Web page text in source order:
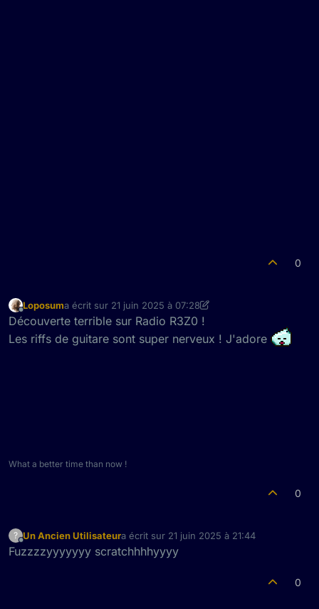
0
Hors-ligne
Loposuma écrit sur 21 juin 2025 à 07:28
dernière édition par Loposum
Découverte terrible sur Radio R3Z0 !
Les riffs de guitare sont super nerveux ! J'adore
What a better time than now !
0
?
Hors-ligne
Un Ancien Utilisateura écrit sur 21 juin 2025 à 21:44
dernière édition par
Fuzzzzyyyyyyy scratchhhhyyyy
0